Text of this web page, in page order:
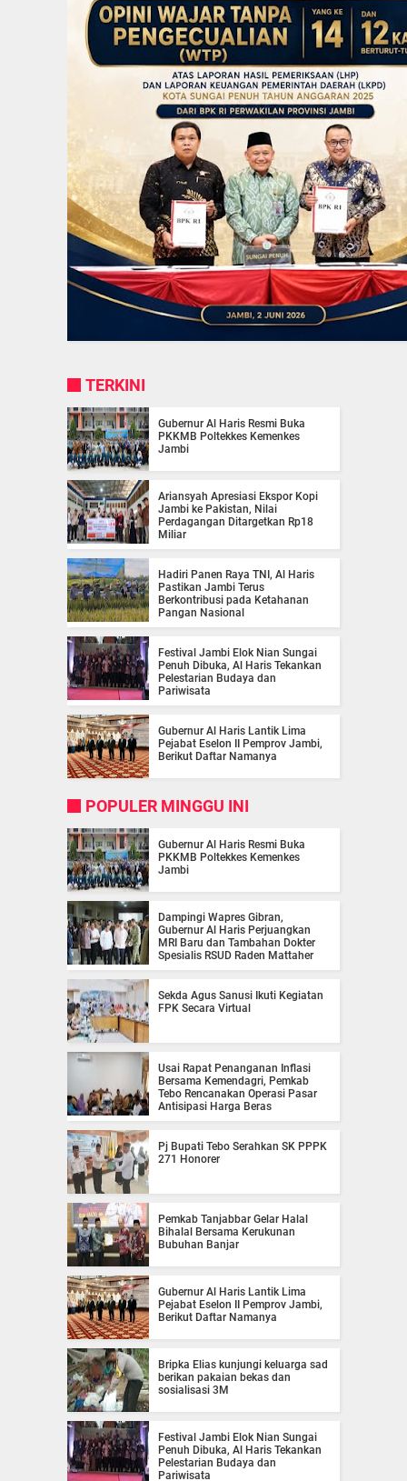
TERKINI
Gubernur Al Haris Resmi Buka
PKKMB Poltekkes Kemenkes
Jambi
Ariansyah Apresiasi Ekspor Kopi
Jambi ke Pakistan, Nilai
Perdagangan Ditargetkan Rp18
Miliar
Hadiri Panen Raya TNI, Al Haris
Pastikan Jambi Terus
Berkontribusi pada Ketahanan
Pangan Nasional
Festival Jambi Elok Nian Sungai
Penuh Dibuka, Al Haris Tekankan
Pelestarian Budaya dan
Pariwisata
Gubernur Al Haris Lantik Lima
Pejabat Eselon II Pemprov Jambi,
Berikut Daftar Namanya
POPULER MINGGU INI
Gubernur Al Haris Resmi Buka
PKKMB Poltekkes Kemenkes
Jambi
Dampingi Wapres Gibran,
Gubernur Al Haris Perjuangkan
MRI Baru dan Tambahan Dokter
Spesialis RSUD Raden Mattaher
Sekda Agus Sanusi Ikuti Kegiatan
FPK Secara Virtual
Usai Rapat Penanganan Inflasi
Bersama Kemendagri, Pemkab
Tebo Rencanakan Operasi Pasar
Antisipasi Harga Beras
Pj Bupati Tebo Serahkan SK PPPK
271 Honorer
Pemkab Tanjabbar Gelar Halal
Bihalal Bersama Kerukunan
Bubuhan Banjar
Gubernur Al Haris Lantik Lima
Pejabat Eselon II Pemprov Jambi,
Berikut Daftar Namanya
Bripka Elias kunjungi keluarga sad
berikan pakaian bekas dan
sosialisasi 3M
Festival Jambi Elok Nian Sungai
Penuh Dibuka, Al Haris Tekankan
Pelestarian Budaya dan
Pariwisata